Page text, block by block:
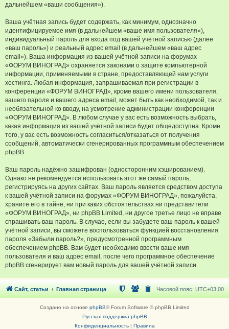
дальнейшем «ваши сообщения»).
Ваша учётная запись будет содержать, как минимум, однозначно
идентифицируемое имя (в дальнейшем «ваше имя пользователя»),
индивидуальный пароль для входа под вашей учётной записью (далее
«ваш пароль») и реальный адрес email (в дальнейшем «ваш адрес
email»). Ваша информация из вашей учётной записи на форумах
«ФОРУМ ВИНОГРАД» охраняется законами о защите компьютерной
информации, применяемыми в стране, предоставляющей нам услуги
хостинга. Любая информация, запрашиваемая при регистрации в
конференции «ФОРУМ ВИНОГРАД», кроме вашего имени пользователя,
вашего пароля и вашего адреса email, может быть как необходимой, так и
необязательной ко вводу, на усмотрение администрации конференции
«ФОРУМ ВИНОГРАД». В любом случае у вас есть возможность выбрать,
какая информация из вашей учётной записи будет общедоступна. Кроме
того, у вас есть возможность согласиться/отказаться от получения
сообщений, автоматически сгенерированных программным обеспечением
phpBB.
Ваш пароль надёжно зашифрован (односторонним хэшированием).
Однако не рекомендуется использовать этот же самый пароль,
регистрируясь на других сайтах. Ваш пароль является средством доступа
к вашей учётной записи на форумах «ФОРУМ ВИНОГРАД», пожалуйста,
храните его в тайне, ни при каких обстоятельствах ни представители
«ФОРУМ ВИНОГРАД», ни phpBB Limited, ни другое третье лицо не вправе
спрашивать ваш пароль. В случае, если вы забудете ваш пароль к вашей
учётной записи, вы сможете воспользоваться функцией восстановления
пароля «Забыли пароль?», предусмотренной программным
обеспечением phpBB. Вам будет необходимо ввести ваше имя
пользователя и ваш адрес email, после чего программное обеспечение
phpBB сгенерирует вам новый пароль для вашей учётной записи.
Сайт, статьи Главная страница Часовой пояс: UTC+03:00
Создано на основе phpBB® Forum Software © phpBB Limited
Русская поддержка phpBB
Конфиденциальность| Правила